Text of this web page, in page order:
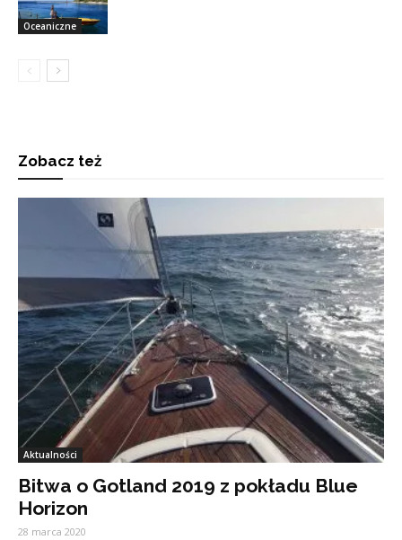
Oceaniczne
Zobacz też
Aktualności
Bitwa o Gotland 2019 z pokładu Blue
Horizon
28 marca 2020